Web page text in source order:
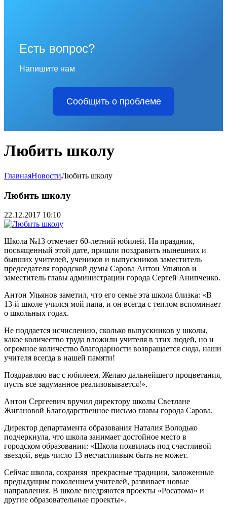
Есть вопрос?
Напишите нам
Сообщить о проблеме
Любить школу
ГлавнаяНовостиЛюбить школу
Любить школу
22.12.2017 10:10
Школа №13 отмечает 60-летний юбилей. На праздник,
посвященный этой дате, пришли поздравить нынешних и
бывших учителей, учеников и выпускников заместитель
председателя городской думы Сарова Антон Ульянов и
заместитель главы администрации города Сергей Анипченко.
Антон Ульянов заметил, что его семье эта школа близка: «В
13-й школе учился мой папа, и он всегда с теплом вспоминает
о школьных годах.
Не поддается исчислению, сколько выпускников у школы,
какое количество труда вложили учителя в этих людей, но и
огромное количество благодарности возвращается сюда, наши
учителя всегда в нашей памяти!
Поздравляю вас с юбилеем. Желаю дальнейшего процветания,
пусть все задуманное реализовывается!».
Антон Сергеевич вручил директору школы Светлане
Жигановой Благодарственное письмо главы города Сарова.
Директор департамента образования Наталия Володько
подчеркнула, что школа занимает достойное место в
городском образовании: «Школа появилась под счастливой
звездой, ведь число 13 несчастливым быть не может.
Сейчас школа, сохраняя прекрасные традиции, заложенные
предыдущим поколением учителей, развивает новые
направления. В школе внедряются проекты «Росатома» и
другие образовательные проекты».